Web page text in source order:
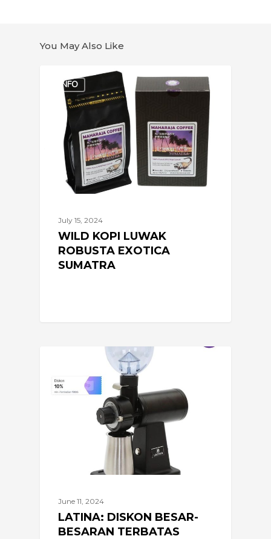
You May Also Like
INFO
Luwak
Robusta
Exotica
Sumatra
July 15, 2024
WILD KOPI LUWAK
ROBUSTA EXOTICA
SUMATRA
besar-
June 11, 2024
LATINA: DISKON BESAR-
BESARAN TERBATAS